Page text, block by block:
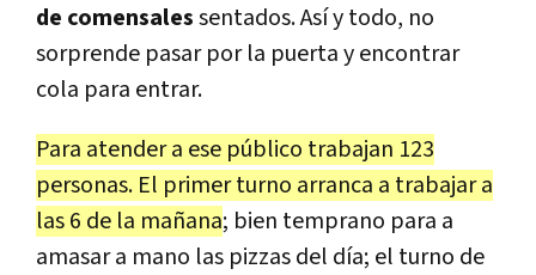
de comensalessentados. Así y todo, no
sorprende pasar por la puerta y encontrar
cola para entrar.
Para atender a ese público trabajan 123
personas. El primer turno arranca a trabajar a
las 6 de la mañana; bien temprano para a
amasar a mano las pizzas del día; el turno de